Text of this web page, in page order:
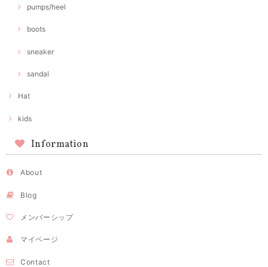
pumps/heel
boots
sneaker
sandal
Hat
kids
Information
About
Blog
メンバーシップ
マイページ
Contact